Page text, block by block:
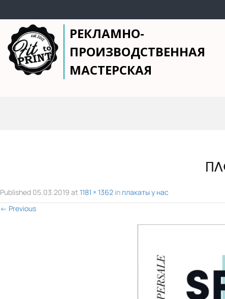
РЕКЛАМНО-
ПРОИЗВОДСТВЕННАЯ
МАСТЕРСКАЯ
Published 05.03.2019 at 1181 × 1362 in плакаты у нас
← Previous